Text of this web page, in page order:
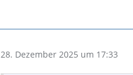
28. Dezember 2025 um 17:33